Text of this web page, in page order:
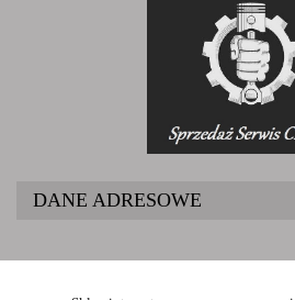
DANE ADRESOWE